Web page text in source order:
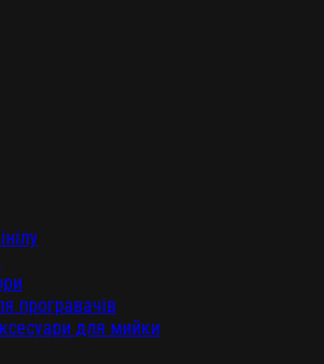
програвачів
для мийки